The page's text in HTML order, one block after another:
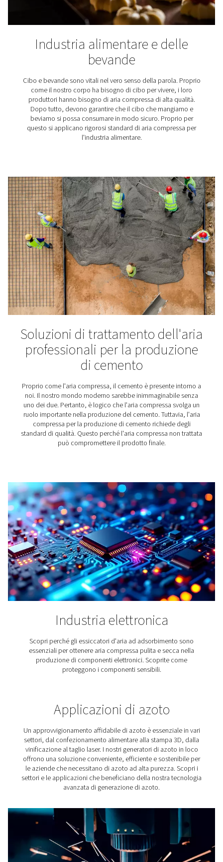
Industria farmaceutica
Il settore farmaceutico è tra le industrie più
prodotti farmaceutici possono curare malattie e
umane. Sia gli impianti produttivi che il prodotto
rispettare rigorosi standard di qualità. Per questo
dotarsi di un adeguato sistema di trattamento
Industria alimentare e
bevande
Cibo e bevande sono vitali nel vero senso della
come il nostro corpo ha bisogno di cibo per vivere,
produttori hanno bisogno di aria compressa di alta
Dopo tutto, devono garantire che il cibo che
beviamo si possa consumare in modo sicuro.
questo si applicano rigorosi standard di aria
l'industria alimentare.
Soluzioni di trattamento
professionali per la
Proprio come l'aria compressa, il cemento è presente
noi. Il nostro mondo moderno sarebbe
uno dei due. Pertanto, è logico che l'aria compressa
ruolo importante nella produzione del cemento.
compressa per la produzione di cemento richiede
standard di qualità. Questo perché l'aria compressa
può compromettere il prodotto finale.